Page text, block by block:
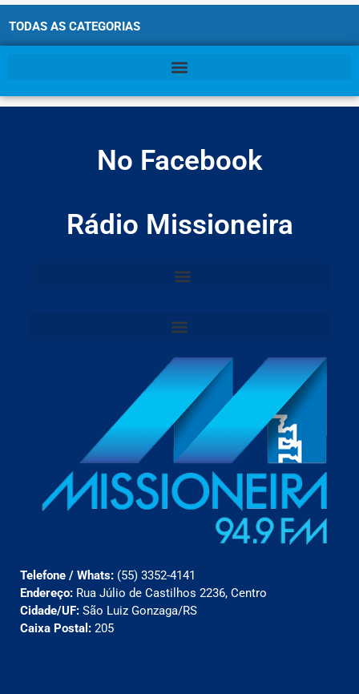
TODAS AS CATEGORIAS
No Facebook
Rádio Missioneira
Telefone / Whats: (55) 3352-4141
Endereço: Rua Júlio de Castilhos 2236, Centro
Cidade/UF: São Luiz Gonzaga/RS
Caixa Postal: 205